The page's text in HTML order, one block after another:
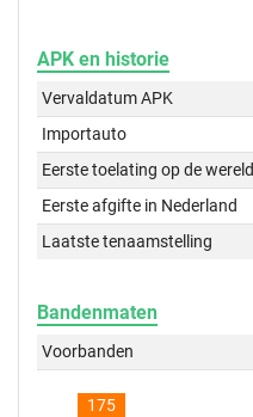
APK en historie
Vervaldatum APK
Importauto
Eerste toelating op de wereld
Eerste afgifte in Nederland
Laatste tenaamstelling
Bandenmaten
Voorbanden
175